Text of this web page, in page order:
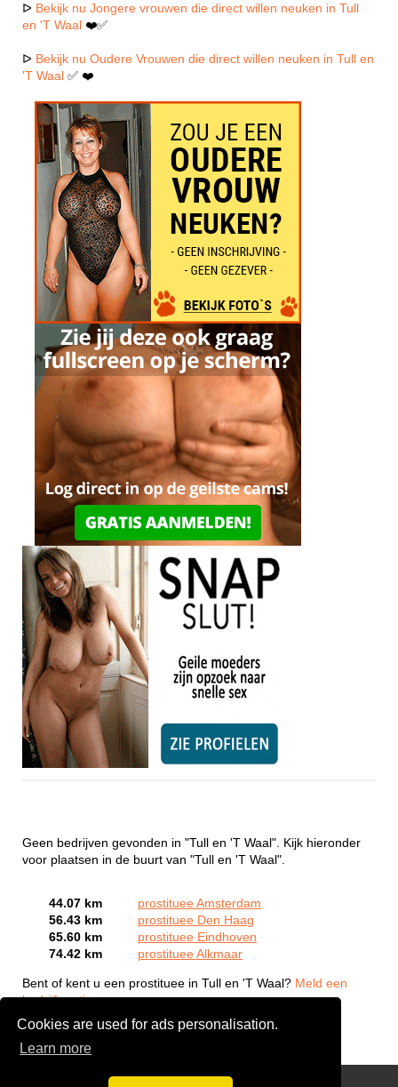
Cookies are used for ads personalisation.
Learn more
ᐅ Bekijk nu Jongere vrouwen die direct willen neuken in Tull
en 'T Waal ❤️✅
ᐅ Bekijk nu Oudere Vrouwen die direct willen neuken in Tull en
'T Waal ✅ ❤️
Geen bedrijven gevonden in "Tull en 'T Waal". Kijk hieronder
voor plaatsen in de buurt van "Tull en 'T Waal".
44.07 km
prostituee Amsterdam
56.43 km
prostituee Den Haag
65.60 km
prostituee Eindhoven
74.42 km
prostituee Alkmaar
Bent of kent u een prostituee in Tull en 'T Waal? Meld een
bedrijf gratis aan